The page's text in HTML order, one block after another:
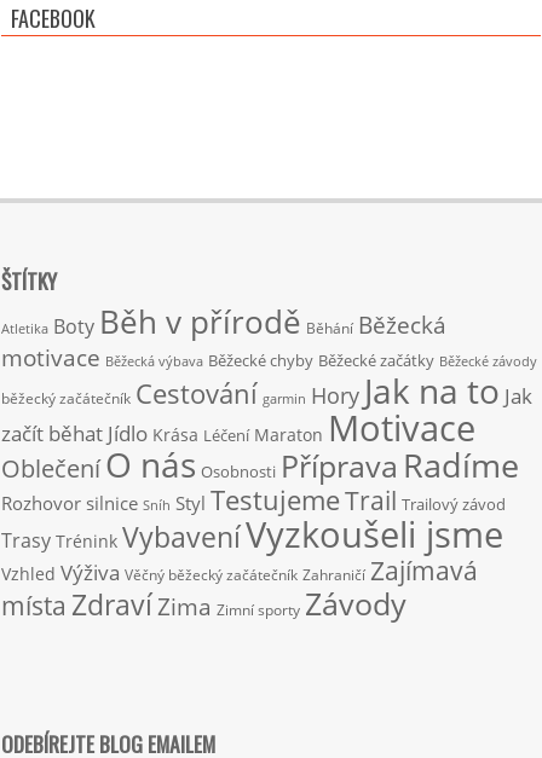
FACEBOOK
ŠTÍTKY
Atletika Boty Běh v přírodě Běhání Běžecká
motivace Běžecká výbava Běžecké chyby Běžecké začátky Běžecké závody
běžecký začátečník Cestování garmin Hory Jak na to Jak
začít běhat Jídlo Krása Léčení Maraton Motivace
OblečeníO nás Osobnosti Příprava Radíme
Rozhovor silnice Sníh Styl TestujemeTrail Trailový závod
Trasy Trénink VybaveníVyzkoušeli jsme
Vzhled Výživa Věčný běžecký začátečník Zahraničí Zajímavá
místa ZdravíZima Zimní sporty Závody
ODEBÍREJTE BLOG EMAILEM